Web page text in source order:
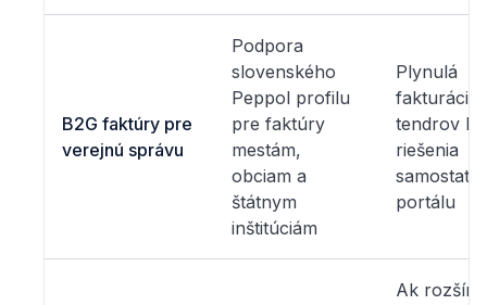
B2G faktúry pre
verejnú správu
Podpora
slovenského
Peppol profilu
pre faktúry
mestám,
obciam a
štátnym
inštitúciám
Plynulá
fakturácia
tendrov
riešenia
portálu
Ak